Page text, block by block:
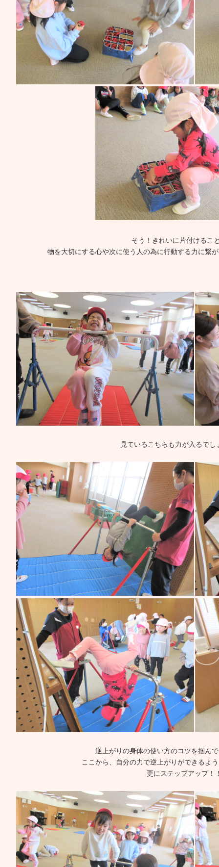
そう！きれいに片付けるこ
物を大切にする心や次に使う人の為に行動する力に繋
見ているこちらも力が入るでし
逆上がりの身体の使い方のコツを掴ん
ここから、自分の力で逆上がりができるよ
更にステップアップ！